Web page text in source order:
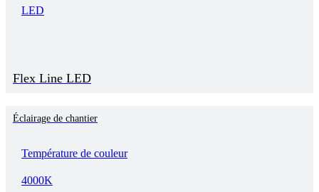
LED
Flex Line LED
Éclairage de chantier
Température de couleur
4000K